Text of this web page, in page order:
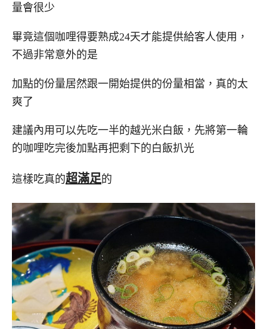
量會很少
畢竟這個咖哩得要熟成24天才能提供給客人使用，
不過非常意外的是
加點的份量居然跟一開始提供的份量相當，真的太
爽了
建議內用可以先吃一半的越光米白飯，先將第一輪
的咖哩吃完後加點再把剩下的白飯扒光
這樣吃真的超滿足的